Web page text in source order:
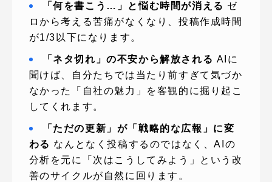
「何を書こう…」と悩む時間が消える ゼ
ロから考える苦痛がなくなり、投稿作成時間
が1/3以下になります。
「ネタ切れ」の不安から解放される AIに
聞けば、自分たちでは当たり前すぎて気づか
なかった「自社の魅力」を客観的に掘り起こ
してくれます。
「ただの更新」が「戦略的な広報」に変
わる なんとなく投稿するのではなく、AIの
分析を元に「次はこうしてみよう」という改
善のサイクルが自然に回ります。